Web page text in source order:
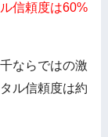
信頼度は60%
ならではの激
ル信頼度は約